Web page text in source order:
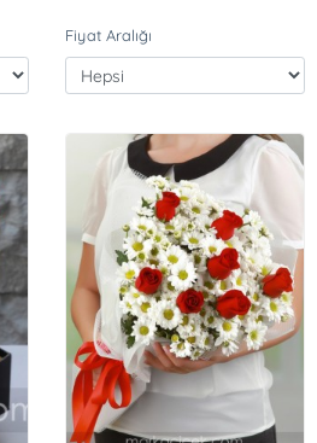
Fiyat Aralığı